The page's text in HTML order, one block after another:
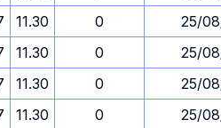
11.30 0
25/
11.30 0
25/
11.30 0
25/
11.30 0
25/